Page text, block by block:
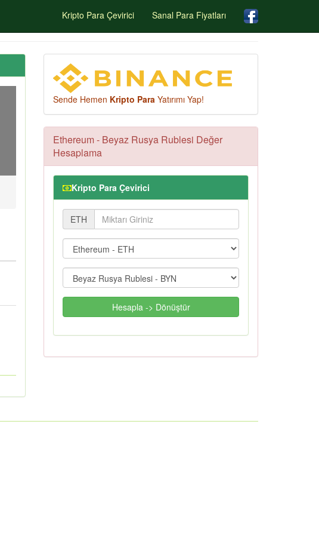
Kripto Para Çevirici Sanal Para Fiyatları
Sende Hemen Kripto Para Yatırımı Yap!
Ethereum - Beyaz Rusya Rublesi Değer
Hesaplama
Kripto Para Çevirici
ETH
Hesapla -> Dönüştür